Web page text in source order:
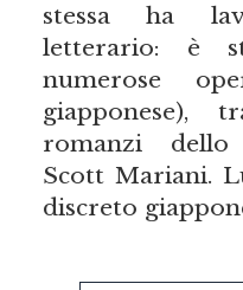
stessa ha
letterario: è
numerose
giapponese),
romanzi dello
Scott Mariani.
discreto